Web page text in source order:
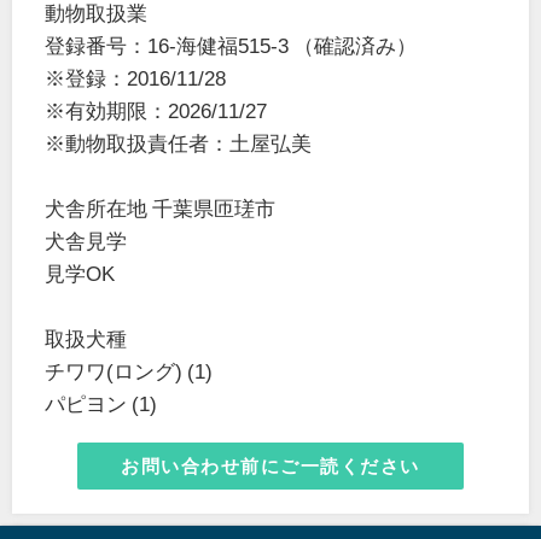
動物取扱業
登録番号：16-海健福515-3 （確認済み）
※登録：2016/11/28
※有効期限：2026/11/27
※動物取扱責任者：土屋弘美
犬舎所在地 千葉県匝瑳市
犬舎見学
見学OK
取扱犬種
チワワ(ロング) (1)
パピヨン (1)
お問い合わせ前にご一読ください